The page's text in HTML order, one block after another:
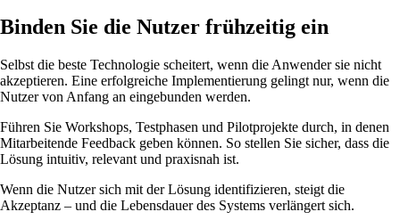
Binden Sie die Nutzer frühzeitig ein
Selbst die beste Technologie scheitert, wenn die Anwender sie nicht
akzeptieren. Eine erfolgreiche Implementierung gelingt nur, wenn die
Nutzer von Anfang an eingebunden werden.
Führen Sie Workshops, Testphasen und Pilotprojekte durch, in denen
Mitarbeitende Feedback geben können. So stellen Sie sicher, dass die
Lösung intuitiv, relevant und praxisnah ist.
Wenn die Nutzer sich mit der Lösung identifizieren, steigt die
Akzeptanz – und die Lebensdauer des Systems verlängert sich.